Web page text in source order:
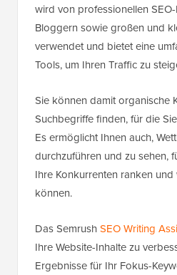
wird von professionellen
Bloggern sowie großen und
verwendet und bietet eine
Tools, um Ihren Traffic zu
Sie können damit organische
Suchbegriffe finden, für die
Es ermöglicht Ihnen auch,
durchzuführen und zu sehen,
Ihre Konkurrenten ranken
können.
Das SemrushSEO Writing
Ihre Website-Inhalte zu
Ergebnisse für Ihr Fokus-